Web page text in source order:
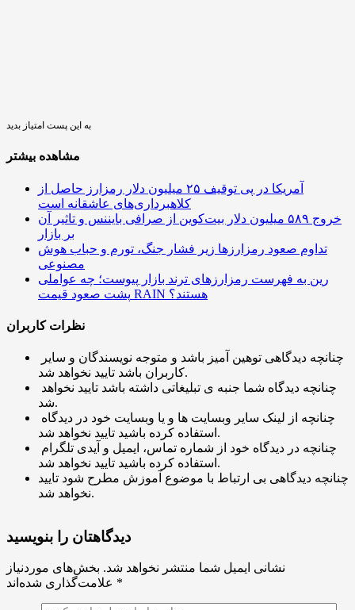
به این پست امتیاز بدید
مشاهده بیشتر
آمریکا در پی توقیف ۲۵ میلیون دلار رمزارز حاصل از
کلاهبرداری‌های عاشقانه است
خروج ۵۸۹ میلیون دلار بیت‌کوین از صرافی بایننس و تاثیر آن
بر بازار
تداوم صعود رمزارزها زیر فشار جنگ، تورم و حباب هوش
مصنوعی
رین به فهرست رمزارزهای ترند بازار پیوست؛ چه عواملی
پشت صعود قیمت RAIN هستند؟
نظرات کاربران
کاربران باشد تایید نخواهد شد.
شد.
استفاده کرده باشید تایید نخواهد شد.
استفاده کرده باشید تایید نخواهد شد.
چنانچه دیدگاهی بی ارتباط با موضوع آموزش مطرح شود تایید
نخواهد شد.
دیدگاهتان را بنویسید
نشانی ایمیل شما منتشر نخواهد شد. بخش‌های موردنیاز
*